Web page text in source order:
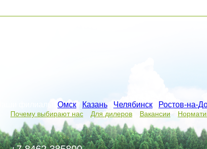
Омск / Казань Челябинск Ростов-на-
Почему выбирают нас Для дилеров Вакансии